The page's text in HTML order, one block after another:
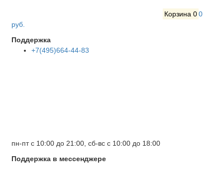
Корзина 00
руб.
Поддержка
+7(495)664-44-83
пн-пт с 10:00 до 21:00, сб-вс с 10:00 до 18:00
Поддержка в мессенджере